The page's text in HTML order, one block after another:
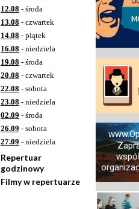
12.08 - środa
13.08 - czwartek
14.08 - piątek
16.08 - niedziela
19.08 - środa
20.08 - czwartek
22.08 - sobota
23.08 - niedziela
02.09 - środa
26.09 - sobota
27.09 - niedziela
Repertuar
godzinowy
Filmy w repertuarze